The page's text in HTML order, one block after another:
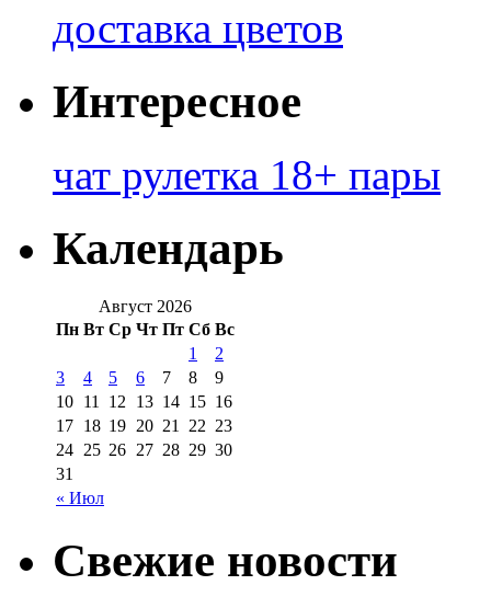
доставка цветов
Интересное
чат рулетка 18+ пары
Календарь
Август 2026
Пн Вт Ср Чт Пт Сб Вс
« Июл
1
2
3
4 5 6 7 8
9
10 11 12 13 14 15 16
17 18 19 20 21 22 23
24 25 26 27 28 29 30
31
Свежие новости